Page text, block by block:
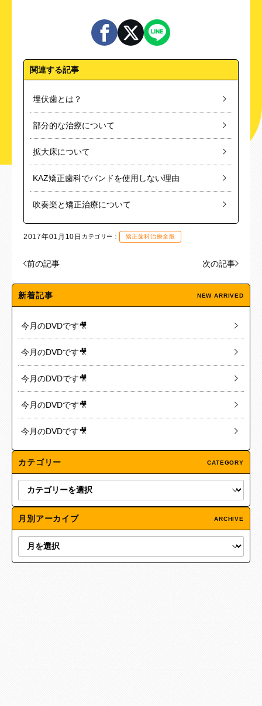
関連する記事
埋伏歯とは？
部分的な治療について
拡大床について
KAZ矯正歯科でバンドを使用しない理由
吹奏楽と矯正治療について
2017年01月10日 カテゴリー： 矯正歯科治療全般
前の記事 次の記事
新着記事 NEW ARRIVED
今月のDVDです🎥
今月のDVDです🎥
今月のDVDです🎥
今月のDVDです🎥
今月のDVDです🎥
カテゴリー CATEGORY
月別アーカイブ ARCHIVE